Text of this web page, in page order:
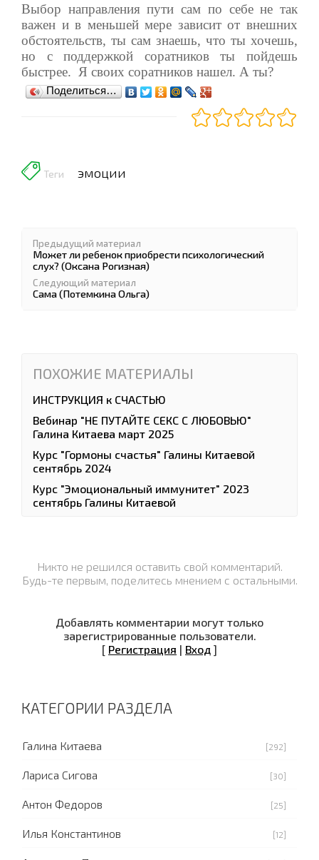
Выбор направления пути сам по себе не так
важен и в меньшей мере зависит от внешних
обстоятельств, ты сам знаешь, что ты хочешь,
но с поддержкой соратников ты пойдешь
быстрее. Я своих соратников нашел. А ты?
Поделиться…
Теги эмоции
Предыдущий материал
Может ли ребенок приобрести психологический
слух? (Оксана Рогизная)
Следующий материал
Сама (Потемкина Ольга)
ПОХОЖИЕ МАТЕРИАЛЫ
ИНСТРУКЦИЯ к СЧАСТЬЮ
Вебинар "НЕ ПУТАЙТЕ СЕКС С ЛЮБОВЬЮ"
Галина Китаева март 2025
Курс "Гормоны счастья" Галины Китаевой
сентябрь 2024
Курс "Эмоциональный иммунитет" 2023
сентябрь Галины Китаевой
Никто не решился оставить свой комментарий.
Будь-те первым, поделитесь мнением с остальными.
Добавлять комментарии могут только
зарегистрированные пользователи.
[ Регистрация | Вход ]
КАТЕГОРИИ РАЗДЕЛА
Галина Китаева [292]
Лариса Сигова [30]
Антон Федоров [25]
Илья Константинов [12]